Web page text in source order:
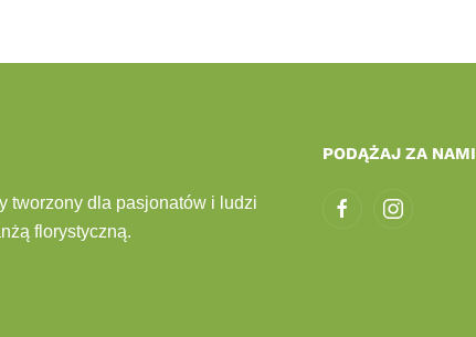
tworzony dla pasjonatów i ludzi
florystyczną.
PODĄŻAJ ZA NAMI